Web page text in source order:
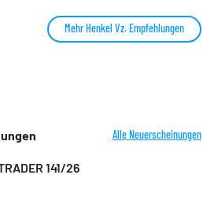
Mehr Henkel Vz. Empfehlungen
Alle Neuerscheinungen
141/26